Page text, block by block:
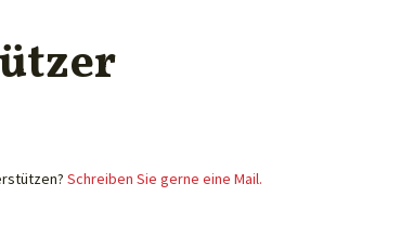
Schreiben Sie gerne eine Mail.